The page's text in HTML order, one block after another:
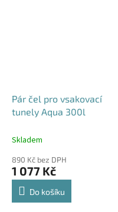
Pár čel pro vsakovací
tunely Aqua 300l
Skladem
890 Kč bez DPH
1 077 Kč
Do košíku